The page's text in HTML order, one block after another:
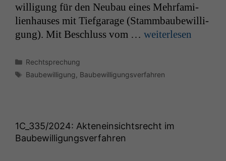
wil­li­gung für den Neubau eines Mehrfam­i­
lien­haus­es mit Tief­garage (Stamm­baube­wil­li­
gung). Mit Beschluss vom … weit­er­lesen
Kategorien
Rechtsprechung
Schlagwörter
Baubewilligung Baubewilligungsverfahren
1C_335/2024: Akteneinsichtsrecht im
Baubewilligungsverfahren